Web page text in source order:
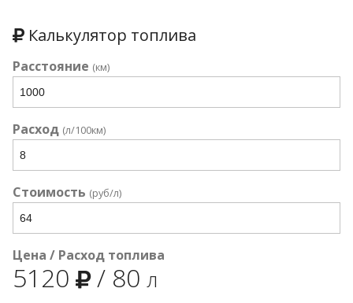
Калькулятор топлива
Расстояние (км)
Расход (л/100км)
Стоимость (руб/л)
Цена / Расход топлива
5120 / 80 л